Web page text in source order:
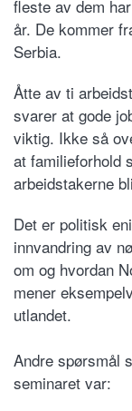
fleste av dem
år. De kommer
Serbia.
Åtte av ti
svarer at gode
viktig. Ikke så
at familieforhold
arbeidstakerne
Det er politisk
innvandring av
om og hvordan
mener
utlandet.
Andre spørsmål
seminaret var: